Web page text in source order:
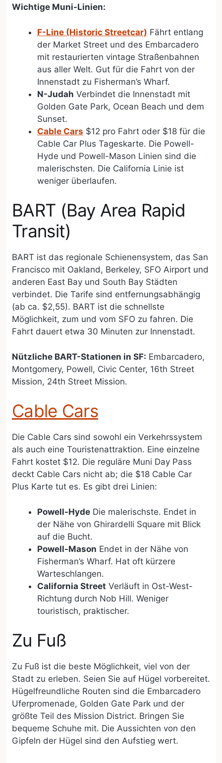
Wichtige Muni-Linien:
F-Line (Historic Streetcar) Fährt entlang
der Market Street und des Embarcadero
mit restaurierten vintage Straßenbahnen
aus aller Welt. Gut für die Fahrt von der
Innenstadt zu Fisherman’s Wharf.
N-Judah Verbindet die Innenstadt mit
Golden Gate Park, Ocean Beach und dem
Sunset.
Cable Cars $12 pro Fahrt oder $18 für die
Cable Car Plus Tageskarte. Die Powell-
Hyde und Powell-Mason Linien sind die
malerischsten. Die California Linie ist
weniger überlaufen.
BART (Bay Area Rapid
Transit)
BART ist das regionale Schienensystem, das San
Francisco mit Oakland, Berkeley, SFO Airport und
anderen East Bay und South Bay Städten
verbindet. Die Tarife sind entfernungsabhängig
(ab ca. $2,55). BART ist die schnellste
Möglichkeit, zum und vom SFO zu fahren. Die
Fahrt dauert etwa 30 Minuten zur Innenstadt.
Nützliche BART-Stationen in SF: Embarcadero,
Montgomery, Powell, Civic Center, 16th Street
Mission, 24th Street Mission.
Cable Cars
Die Cable Cars sind sowohl ein Verkehrssystem
als auch eine Touristenattraktion. Eine einzelne
Fahrt kostet $12. Die reguläre Muni Day Pass
deckt Cable Cars nicht ab; die $18 Cable Car
Plus Karte tut es. Es gibt drei Linien:
Powell-Hyde Die malerischste. Endet in
der Nähe von Ghirardelli Square mit Blick
auf die Bucht.
Powell-Mason Endet in der Nähe von
Fisherman’s Wharf. Hat oft kürzere
Warteschlangen.
California Street Verläuft in Ost-West-
Richtung durch Nob Hill. Weniger
touristisch, praktischer.
Zu Fuß
Zu Fuß ist die beste Möglichkeit, viel von der
Stadt zu erleben. Seien Sie auf Hügel vorbereitet.
Hügelfreundliche Routen sind die Embarcadero
Uferpromenade, Golden Gate Park und der
größte Teil des Mission District. Bringen Sie
bequeme Schuhe mit. Die Aussichten von den
Gipfeln der Hügel sind den Aufstieg wert.